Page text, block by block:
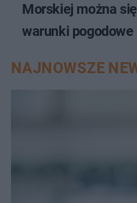
Morskiej można
warunki pogodowe
NAJNOWSZE